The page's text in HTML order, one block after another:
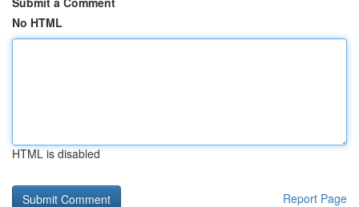
No HTML
HTML is disabled
Report Page